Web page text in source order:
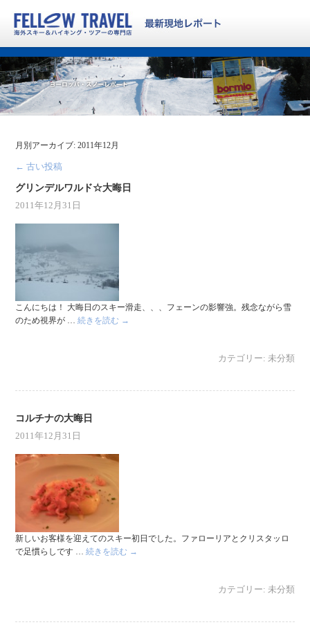
月別アーカイブ:2011年12月
← 古い投稿
グリンデルワルド☆大晦日
2011年12月31日
こんにちは！ 大晦日のスキー滑走、、、フェーンの影響強。残念ながら雪
のため視界が …続きを読む →
カテゴリー: 未分類
コルチナの大晦日
2011年12月31日
新しいお客様を迎えてのスキー初日でした。ファローリアとクリスタッロ
で足慣らしです …続きを読む →
カテゴリー: 未分類